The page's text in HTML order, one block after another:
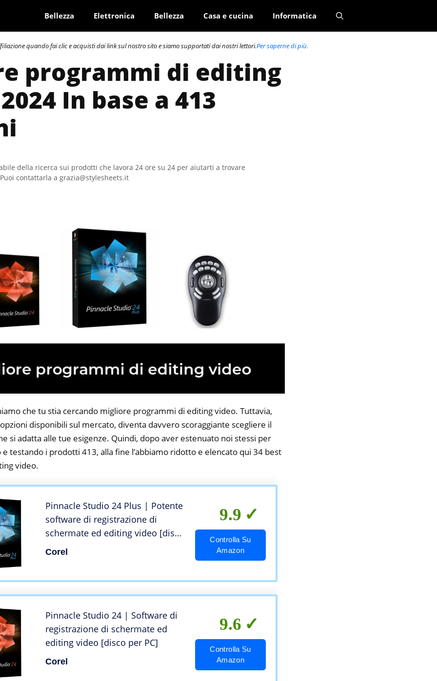
Bellezza Elettronica Bellezza Casa e cucina Informatica
quando fai clic e acquisti dai link sul nostro sito e siamo supportati dai nostri lettori.Per saperne di più.
programmi di editing
In base a 413
della ricerca sui prodotti che lavora 24 ore su 24 per aiutarti a trovare
contattarla a grazia@stylesheets.it
che tu stia cercando migliore programmi di editing video. Tuttavia,
disponibili sul mercato, diventa davvero scoraggiante scegliere il
si adatta alle tue esigenze. Quindi, dopo aver estenuato noi stessi per
testando i prodotti 413, alla fine l’abbiamo ridotto e elencato qui 34 best
video.
Pinnacle Studio 24 Plus | Potente
software di registrazione di
schermate ed editing video [disco
per PC]
Corel
9.9
Controlla Su
Amazon
Pinnacle Studio 24 | Software di
registrazione di schermate ed
editing video [disco per PC]
Corel
9.6
Controlla Su
Amazon